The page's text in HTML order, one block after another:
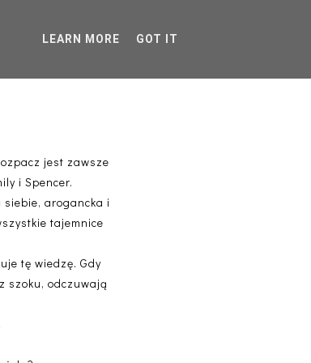
jest zawsze
i Spencer.
siebie, arogancka i
tajemnice
tę wiedzę. Gdy
szoku, odczuwają
LEARN MORE GOT IT